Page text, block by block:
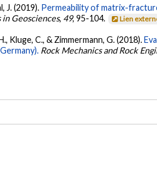
J. (2019). Permeability of matrix-
in Geosciences, 49, 95-104. Lien
Kluge, C., & Zimmermann, G. (2018).
Rock Mechanics and Rock